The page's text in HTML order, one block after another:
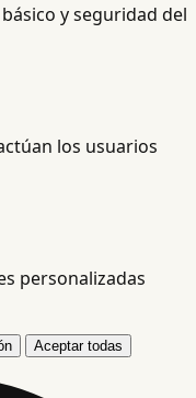
y seguridad del
los usuarios
personalizadas
Aceptar todas